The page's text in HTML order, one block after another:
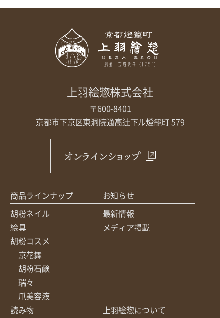
上羽絵惣株式会社
〒600-8401
京都市下京区東洞院通高辻下ル燈籠町 579
オンラインショップ
商品ラインナップ
胡粉ネイル
絵具
胡粉コスメ
京花舞
胡粉石鹸
瑞々
爪美容液
お知らせ
最新情報
メディア掲載
読み物 上羽絵惣について